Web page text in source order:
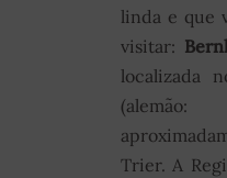
linda e que
visitar:
localizada
(alemão:
Trier. A